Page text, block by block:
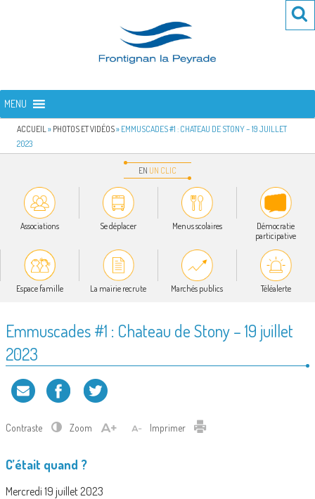
FRONTIGNAN LA PEYRADE
MENU
ACCUEIL » PHOTOS ET VIDÉOS» EMMUSCADES #1 : CHATEAU DE STONY – 19 JUILLET
2023
EN UN CLIC
Associations Se déplacer Menus scolaires
Démocratie
participative
Espace famille La mairie recrute Marchés publics Téléalerte
Emmuscades #1 : Chateau de Stony – 19 juillet
2023
Contraste Zoom Imprimer
C’était quand ?
Mercredi 19 juillet 2023